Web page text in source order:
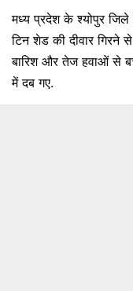
मध्य प्रदेश के श्योपुर जिले
टिन शेड की दीवार गिरने
बारिश और तेज हवाओं से
में दब गए.